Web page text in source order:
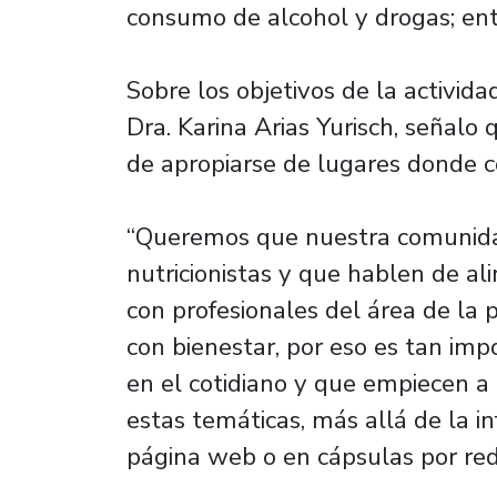
consumo de alcohol y drogas;
Sobre los objetivos de la
Dra. Karina Arias Yurisch,
de apropiarse de lugares donde
“Queremos que nuestra
nutricionistas y que hablen de
con profesionales del área de la
con bienestar, por eso es tan
en el cotidiano y que empiecen
estas temáticas, más allá de la
página web o en cápsulas por